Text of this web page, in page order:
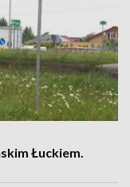
Łuckiem.